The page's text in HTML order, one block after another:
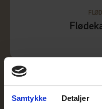
Samtykke Detaljer